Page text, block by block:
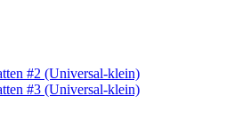
#2 (Universal-klein)
#3 (Universal-klein)